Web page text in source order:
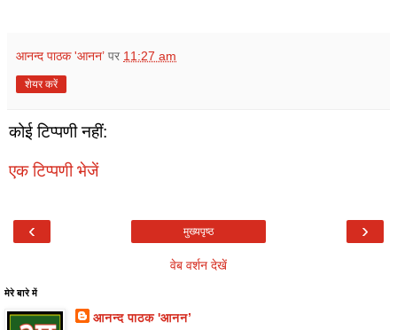
आनन्द पाठक 'आनन’ पर 11:27 am
शेयर करें
कोई टिप्पणी नहीं:
एक टिप्पणी भेजें
‹ ›
मुख्यपृष्ठ
वेब वर्शन देखें
मेरे बारे में
आनन्द पाठक 'आनन’